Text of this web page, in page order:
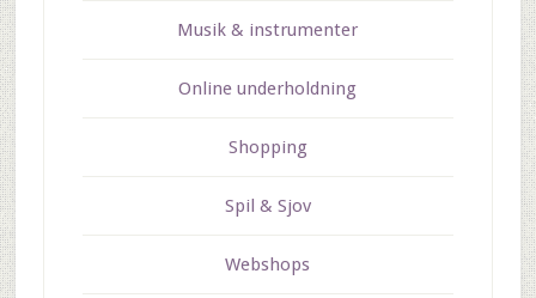
Musik & instrumenter
Online underholdning
Shopping
Spil & Sjov
Webshops